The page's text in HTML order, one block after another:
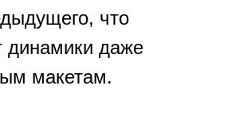
что
динамики даже
макетам.